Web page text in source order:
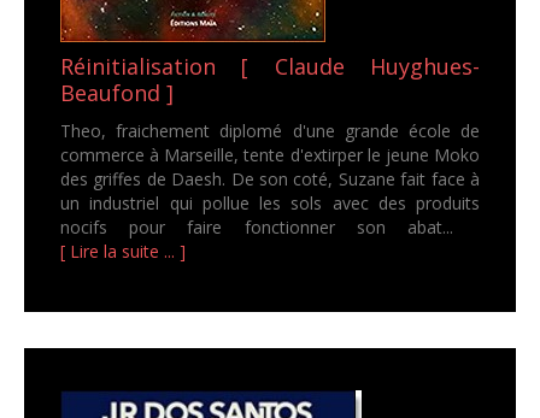
Réinitialisation [ Claude Huyghues-
Beaufond ]
Theo, fraichement diplomé d'une grande école de
commerce à Marseille, tente d'extirper le jeune Moko
des griffes de Daesh. De son coté, Suzane fait face à
un industriel qui pollue les sols avec des produits
nocifs pour faire fonctionner son abat...
[ Lire la suite ... ]